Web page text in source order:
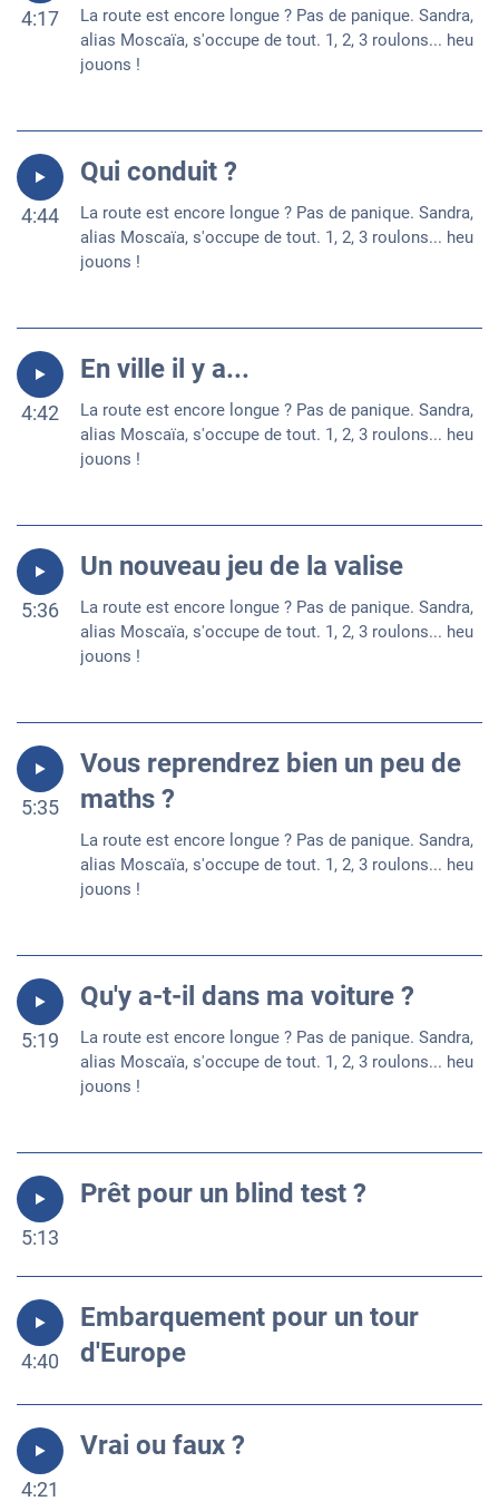
4:17
La route est encore longue ? Pas de panique. Sandra,
alias Moscaïa, s'occupe de tout. 1, 2, 3 roulons... heu
jouons !
4:44
Qui conduit ?
La route est encore longue ? Pas de panique. Sandra,
alias Moscaïa, s'occupe de tout. 1, 2, 3 roulons... heu
jouons !
4:42
En ville il y a...
La route est encore longue ? Pas de panique. Sandra,
alias Moscaïa, s'occupe de tout. 1, 2, 3 roulons... heu
jouons !
5:36
Un nouveau jeu de la valise
La route est encore longue ? Pas de panique. Sandra,
alias Moscaïa, s'occupe de tout. 1, 2, 3 roulons... heu
jouons !
5:35
Vous reprendrez bien un peu de
maths ?
La route est encore longue ? Pas de panique. Sandra,
alias Moscaïa, s'occupe de tout. 1, 2, 3 roulons... heu
jouons !
5:19
Qu'y a-t-il dans ma voiture ?
La route est encore longue ? Pas de panique. Sandra,
alias Moscaïa, s'occupe de tout. 1, 2, 3 roulons... heu
jouons !
5:13
Prêt pour un blind test ?
4:40
Embarquement pour un tour
d'Europe
4:21
Vrai ou faux ?